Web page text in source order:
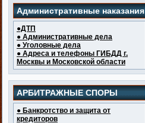
Административные наказания
●ДТП
● Административные дела
● Уголовные дела
● Адреса и телефоны ГИБДД г.
Москвы и Московской области
АРБИТРАЖНЫЕ СПОРЫ
● Банкротство и защита от
кредиторов